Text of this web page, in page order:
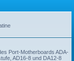
Port-Motherboards ADA-
AD16-8 und DA12-8